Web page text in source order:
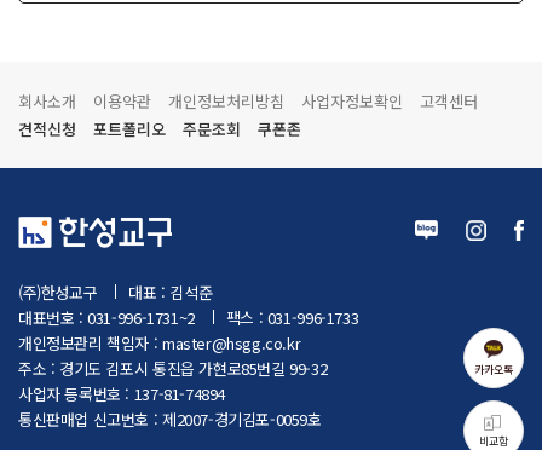
카카오톡
비교함
회사소개 이용약관 개인정보처리방침 사업자정보확인
고객센터
견적신청
포트폴리오 주문조회 쿠폰존
(주)한성교구
대표 : 김석준
대표번호 : 031-996-1731~2
팩스 : 031-996-1733
개인정보관리 책임자 : master@hsgg.co.kr
주소 : 경기도 김포시 통진읍 가현로85번길 99-32
사업자 등록번호 : 137-81-74894
통신판매업 신고번호 : 제2007-경기김포-0059호